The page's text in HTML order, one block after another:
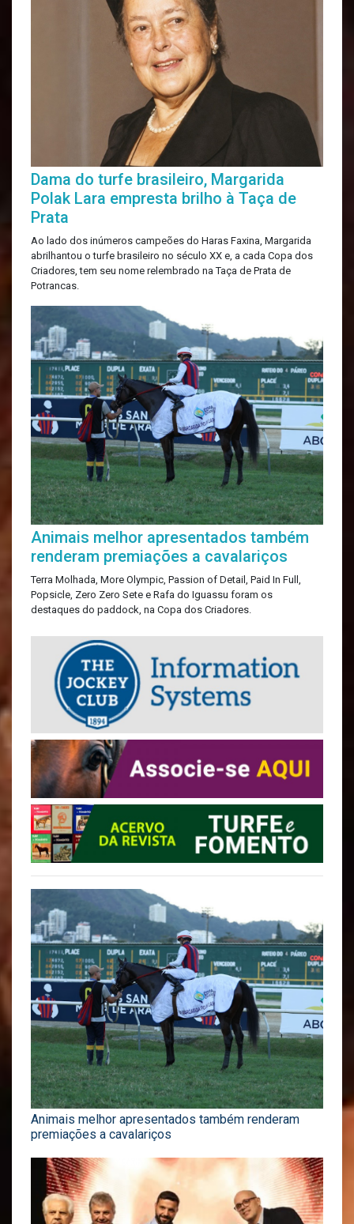
Dama do turfe brasileiro, Margarida
Polak Lara empresta brilho à Taça de
Prata
Ao lado dos inúmeros campeões do Haras Faxina, Margarida
abrilhantou o turfe brasileiro no século XX e, a cada Copa dos
Criadores, tem seu nome relembrado na Taça de Prata de
Potrancas.
Animais melhor apresentados também
renderam premiações a cavalariços
Terra Molhada, More Olympic, Passion of Detail, Paid In Full,
Popsicle, Zero Zero Sete e Rafa do Iguassu foram os
destaques do paddock, na Copa dos Criadores.
Animais melhor apresentados também renderam
premiações a cavalariços